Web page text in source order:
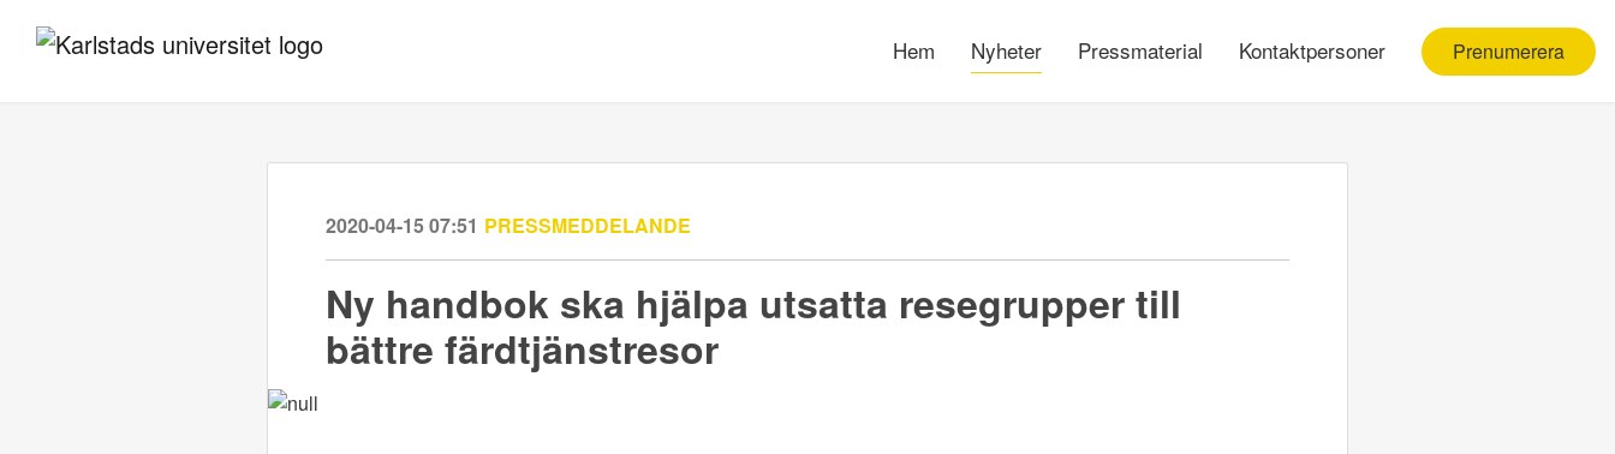
Hem Nyheter Pressmaterial Kontaktpersoner Prenumerera
2020-04-15 07:51 PRESSMEDDELANDE
Ny handbok ska hjälpa utsatta resegrupper till
bättre färdtjänstresor